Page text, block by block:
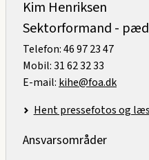
Kim Henriksen
Sektorformand -
Telefon: 46 97 23 47
Mobil: 31 62 32 33
E-mail: kihe@foa.dk
Hent pressefotos og
Ansvarsområder